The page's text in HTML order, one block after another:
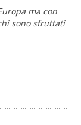
ma con
sono sfruttati